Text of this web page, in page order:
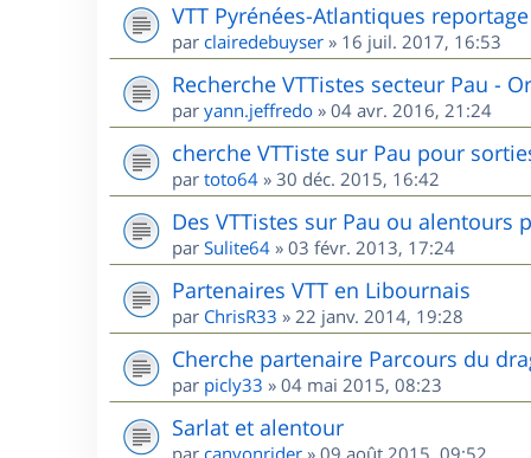
VTT Pyrénées-Atlantiques
par clairedebuyser » 16 juil. 2017, 16:53
Recherche VTTistes secteur Pau -
par yann.jeffredo » 04 avr. 2016, 21:24
cherche VTTiste sur Pau pour
par toto64 » 30 déc. 2015, 16:42
Des VTTistes sur Pau ou alentours
par Sulite64 » 03 févr. 2013, 17:24
Partenaires VTT en Libournais
par ChrisR33 » 22 janv. 2014, 19:28
Cherche partenaire Parcours du
par picly33 » 04 mai 2015, 08:23
Sarlat et alentour
par canyonrider » 09 août 2015, 09:52